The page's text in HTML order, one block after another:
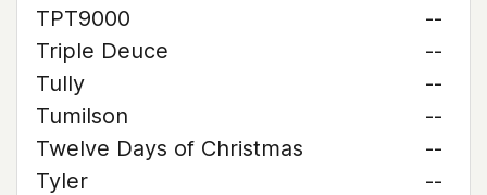
TPT9000
--
Triple Deuce
--
Tully
--
Tumilson
--
Twelve Days of Christmas
--
Tyler
--